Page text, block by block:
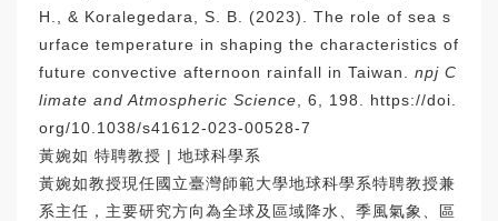
H., & Koralegedara, S. B. (2023). The role of sea s
urface temperature in shaping the characteristics of
future convective afternoon rainfall in Taiwan. npj C
limate and Atmospheric Science , 6, 198. https://doi.
org/10.1038/s41612-023-00528-7
黃婉如 特聘教授 | 地球科學系
黃婉如教授現任國立臺灣師範大學地球科學系特聘教授兼
系主任，主要研究方向為全球及區域降水、季風氣象、區